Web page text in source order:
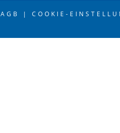
AGB | COOKIE-